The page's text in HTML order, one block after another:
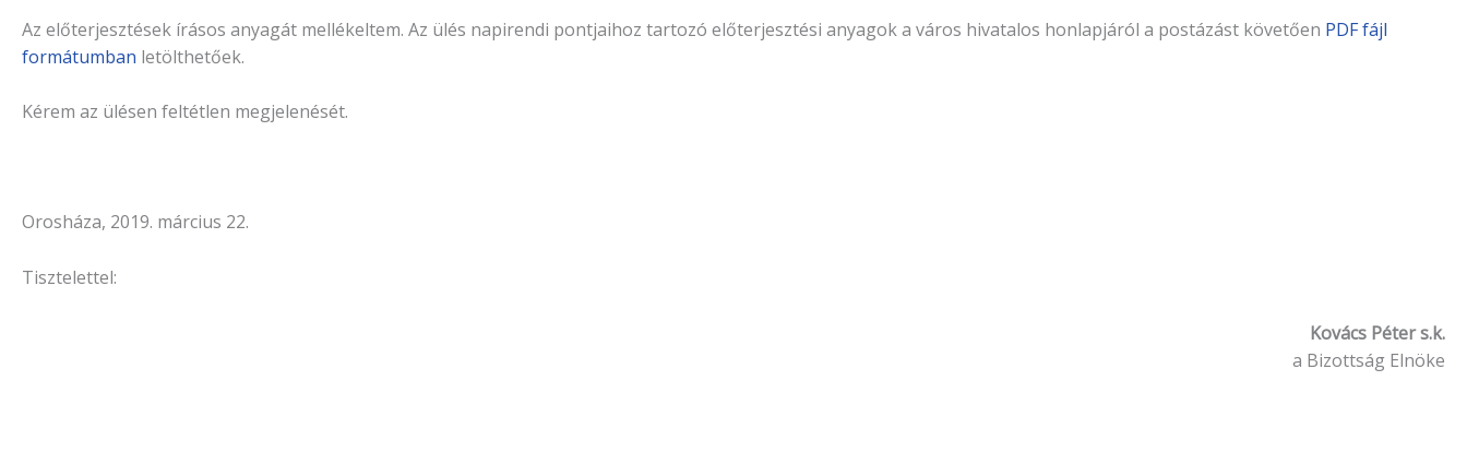
Az előterjesztések írásos anyagát mellékeltem. Az ülés napirendi pontjaihoz tartozó elő­terjesztési anyagok a város hivatalos honlapjáról a postázást köve­tően PDF fájl
formátumban letölthetőek.
Kérem az ülésen feltétlen megjelenését.
Orosháza, 2019. március 22.
Tisztelettel:
Kovács Péter s.k.
a Bizottság Elnöke